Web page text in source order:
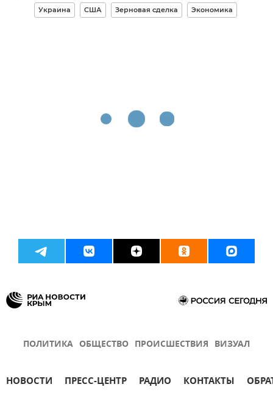
Украина США Зерновая сделка Экономика
ПОЛИТИКА ОБЩЕСТВО ПРОИСШЕСТВИЯ ВИЗУАЛ
НОВОСТИ ПРЕСС-ЦЕНТР РАДИО КОНТАКТЫ